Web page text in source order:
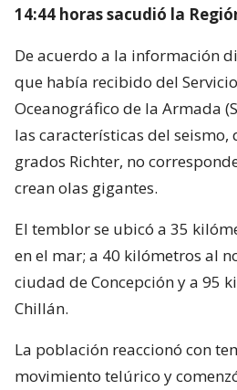
14:44 horas sacudió la
De acuerdo a la información
que había recibido del
Oceanográfico de la Armada
las características del seismo,
grados Richter, no
crean olas gigantes.
El temblor se ubicó a 35
en el mar; a 40 kilómetros al
ciudad de Concepción y a 95
Chillán.
La población reaccionó con
movimiento telúrico y